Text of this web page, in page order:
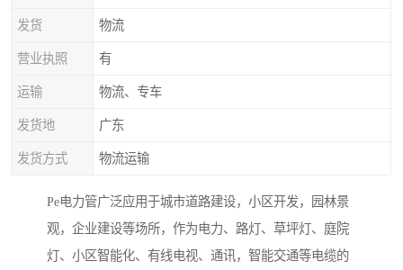
发货 物流
营业执照 有
运输 物流、专车
发货地 广东
发货方式 物流运输
Pe电力管广泛应用于城市道路建设，小区开发，园林景
观，企业建设等场所，作为电力、路灯、草坪灯、庭院
灯、小区智能化、有线电视、通讯，智能交通等电缆的